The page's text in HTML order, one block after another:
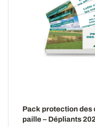
Pack protection des
paille – Dépliants